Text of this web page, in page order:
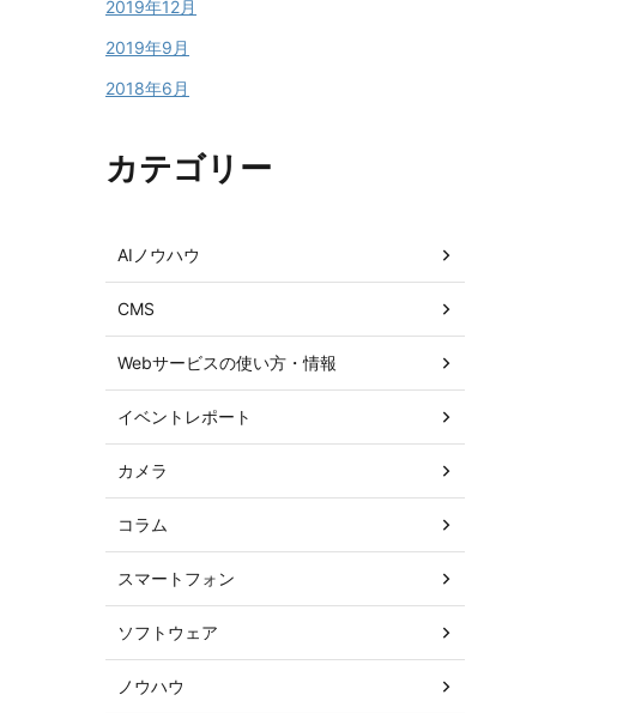
2019年12月
2019年9月
2018年6月
カテゴリー
AIノウハウ
CMS
Webサービスの使い方・情報
イベントレポート
カメラ
コラム
スマートフォン
ソフトウェア
ノウハウ